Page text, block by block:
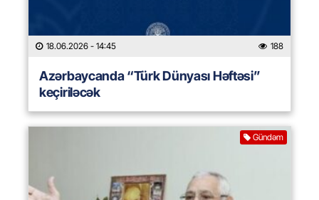
18.06.2026 - 14:45 188
Azərbaycanda “Türk Dünyası Həftəsi”
keçiriləcək
Gündəm